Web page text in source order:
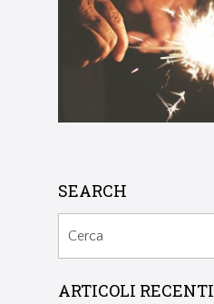
SEARCH
ARTICOLI RECENTI